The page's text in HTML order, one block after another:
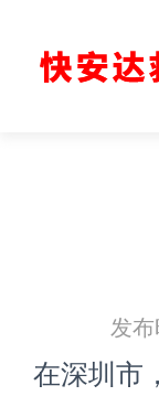
发
在深圳市